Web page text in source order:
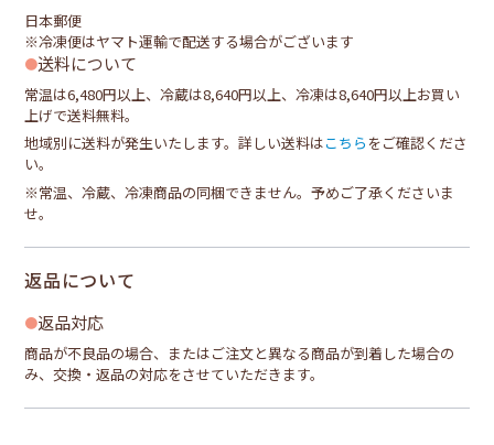
日本郵便
※冷凍便はヤマト運輸で配送する場合がございます
送料について
常温は6,480円以上、冷蔵は8,640円以上、冷凍は8,640円以上お買い
上げで送料無料。
地域別に送料が発生いたします。詳しい送料はこちら をご確認くださ
い。
※常温、冷蔵、冷凍商品の同梱できません。予めご了承くださいま
せ。
返品について
返品対応
商品が不良品の場合、またはご注文と異なる商品が到着した場合の
み、交換・返品の対応をさせていただきます。